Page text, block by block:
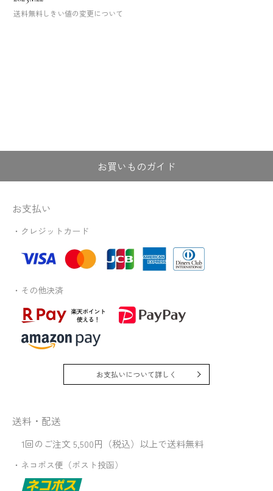
送料無料しきい値の変更について
お買いものガイド
お支払い
・クレジットカード
・その他決済
お支払いについて詳しく
送料・配送
1回のご注文 5,500円（税込）以上で送料無料
・ネコポス便（ポスト投函）